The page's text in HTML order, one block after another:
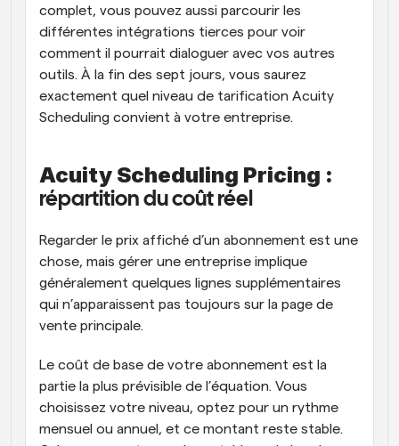
complet, vous pouvez aussi parcourir les
différentes intégrations tierces pour voir
comment il pourrait dialoguer avec vos autres
outils. À la fin des sept jours, vous saurez
exactement quel niveau de tarification Acuity
Scheduling convient à votre entreprise.
Acuity Scheduling Pricing :
répartition du coût réel
Regarder le prix affiché d’un abonnement est une
chose, mais gérer une entreprise implique
généralement quelques lignes supplémentaires
qui n’apparaissent pas toujours sur la page de
vente principale.
Le coût de base de votre abonnement est la
partie la plus prévisible de l’équation. Vous
choisissez votre niveau, optez pour un rythme
mensuel ou annuel, et ce montant reste stable.